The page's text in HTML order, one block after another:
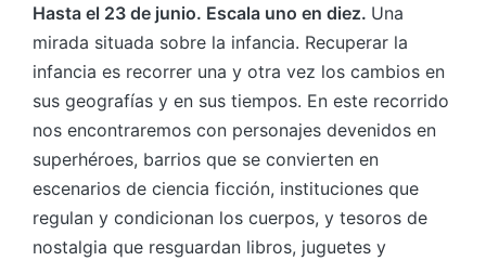
Hasta el 23 de junio. Escala uno en diez. Una
mirada situada sobre la infancia. Recuperar la
infancia es recorrer una y otra vez los cambios en
sus geografías y en sus tiempos. En este recorrido
nos encontraremos con personajes devenidos en
superhéroes, barrios que se convierten en
escenarios de ciencia ficción, instituciones que
regulan y condicionan los cuerpos, y tesoros de
nostalgia que resguardan libros, juguetes y